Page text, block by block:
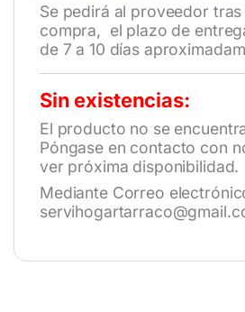
Se pedirá al proveedor
compra, el plazo de
de 7 a 10 días
Sin existencias:
El producto no se
Póngase en contacto con
ver próxima disponibilidad.
Mediante Correo